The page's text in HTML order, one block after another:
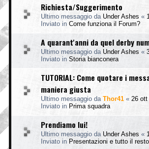
Richiesta/Suggerimento
Ultimo messaggio da Under Ashes «
Inviato in Come funziona il Forum?
A quarant'anni da quel derby
Ultimo messaggio da Under Ashes «
Inviato in Storia bianconera
TUTORIAL: Come quotare i
maniera giusta
Ultimo messaggio da Thor41 « 26 ott
Inviato in Prima squadra
Prendiamo lui!
Ultimo messaggio da Under Ashes «
Inviato in Presentazioni e tutto il resto